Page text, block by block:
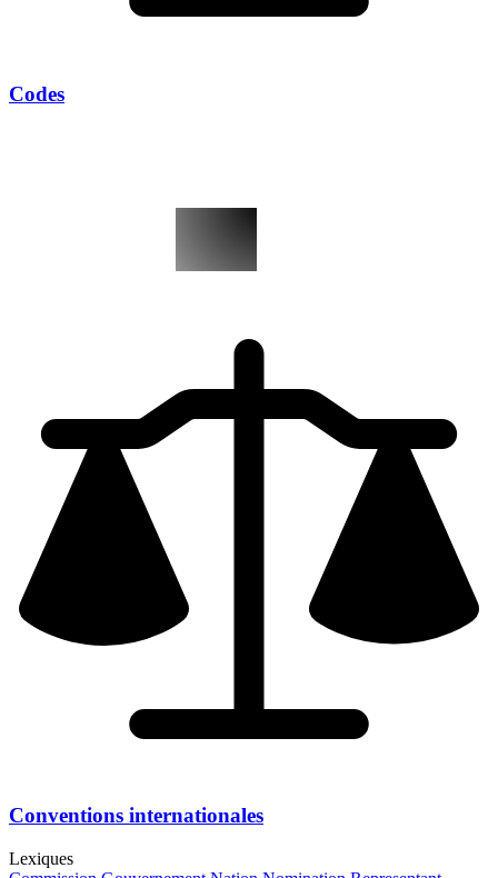
Codes
Conventions internationales
Lexiques